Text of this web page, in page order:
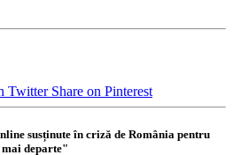
Twitter Share on Pinterest
susținute în criză de România pentru
departe"